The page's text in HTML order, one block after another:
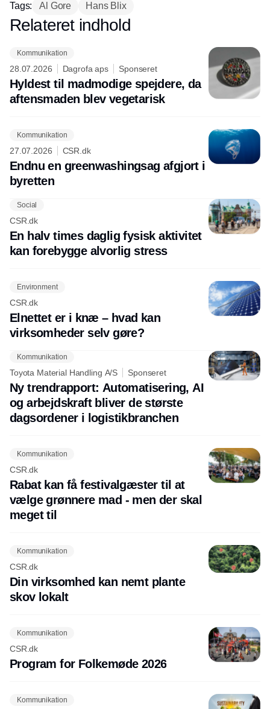
Tags: Al Gore Hans Blix
Annonce
Relateret indhold
Kommunikation
28.07.2026 Dagrofa aps Sponseret
Hyldest til madmodige spejdere, da
aftensmaden blev vegetarisk
Kommunikation
27.07.2026 CSR.dk
Endnu en greenwashingsag afgjort i
byretten
Social
CSR.dk
En halv times daglig fysisk aktivitet
kan forebygge alvorlig stress
Environment
CSR.dk
Elnettet er i knæ – hvad kan
virksomheder selv gøre?
Kommunikation
Toyota Material Handling A/S Sponseret
Ny trendrapport: Automatisering, AI
og arbejdskraft bliver de største
dagsordener i logistikbranchen
Kommunikation
CSR.dk
Rabat kan få festivalgæster til at
vælge grønnere mad - men der skal
meget til
Kommunikation
CSR.dk
Din virksomhed kan nemt plante
skov lokalt
Kommunikation
CSR.dk
Program for Folkemøde 2026
Kommunikation